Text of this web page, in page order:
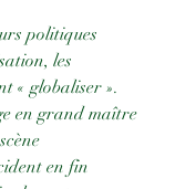
politiques
les
« globaliser ».
en grand maître
en fin